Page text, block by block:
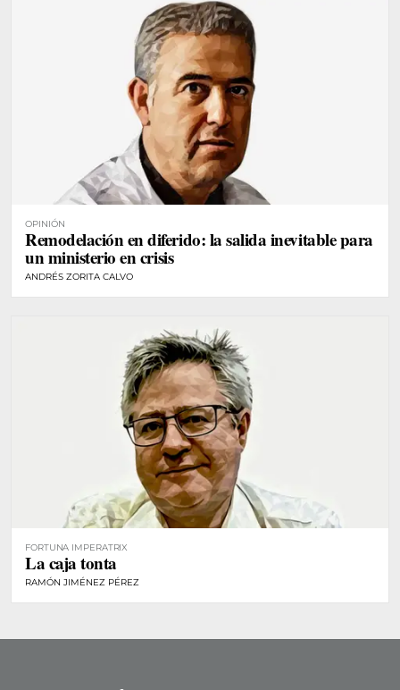
OPINIÓN
Remodelación en diferido: la salida inevitable para
un ministerio en crisis
ANDRÉS ZORITA CALVO
FORTUNA IMPERATRIX
La caja tonta
RAMÓN JIMÉNEZ PÉREZ